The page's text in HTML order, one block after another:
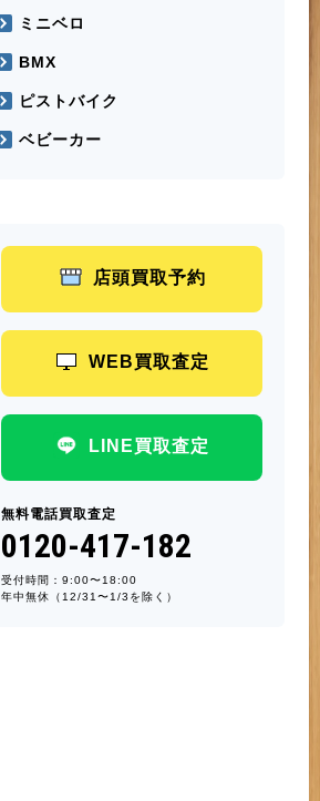
ミニベロ
BMX
ピストバイク
ベビーカー
店頭買取予約
WEB買取査定
LINE買取査定
無料電話買取査定
0120-417-182
受付時間：9:00〜18:00
年中無休（12/31〜1/3を除く）